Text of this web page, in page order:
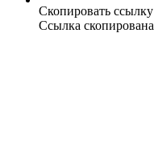
Скопировать ссылку
Ссылка скопирована